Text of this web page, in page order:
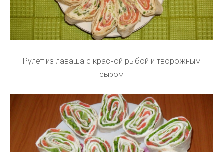
Рулет из лаваша с красной рыбой и творожным
сыром